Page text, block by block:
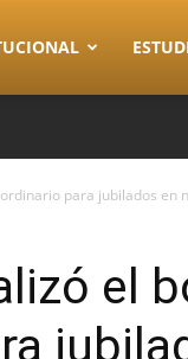
para jubilados en
el